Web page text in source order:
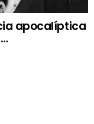
apocalíptica